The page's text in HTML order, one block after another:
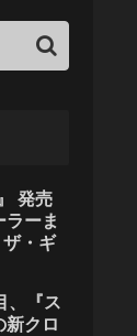
発売
ラーま
・ギ
、『ス
新クロ